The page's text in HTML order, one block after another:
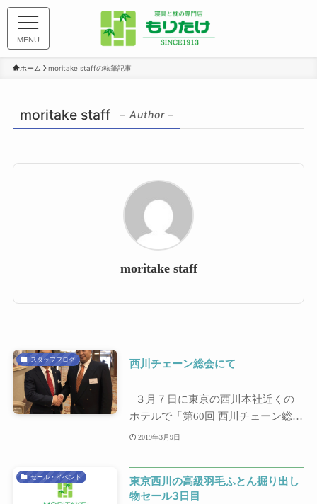
MENU
ホーム moritake staffの執筆記事
moritake staff – Author –
moritake staff
スタッフブログ 西川チェーン総会にて
３月７日に東京の西川本社近くの
ホテルで「第60回 西川チェーン総
会」が開...
2019年3月9日
セール・イベント
東京西川の高級羽毛ふとん掘り出し
物セール3日目